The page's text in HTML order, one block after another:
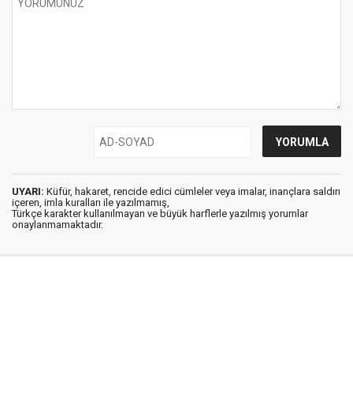
UYARI: Küfür, hakaret, rencide edici cümleler veya imalar, inançlara saldırı
içeren, imla kuralları ile yazılmamış,
Türkçe karakter kullanılmayan ve büyük harflerle yazılmış yorumlar
onaylanmamaktadır.